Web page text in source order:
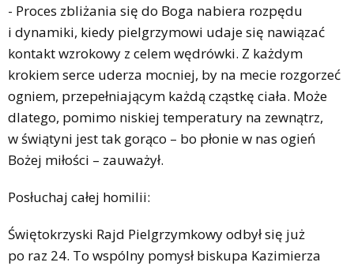
- Proces zbliżania się do Boga nabiera rozpędu
i dynamiki, kiedy pielgrzymowi udaje się nawiązać
kontakt wzrokowy z celem wędrówki. Z każdym
krokiem serce uderza mocniej, by na mecie rozgorzeć
ogniem, przepełniającym każdą cząstkę ciała. Może
dlatego, pomimo niskiej temperatury na zewnątrz,
w świątyni jest tak gorąco – bo płonie w nas ogień
Bożej miłości – zauważył.
Posłuchaj całej homilii:
Świętokrzyski Rajd Pielgrzymkowy odbył się już
po raz 24. To wspólny pomysł biskupa Kazimierza